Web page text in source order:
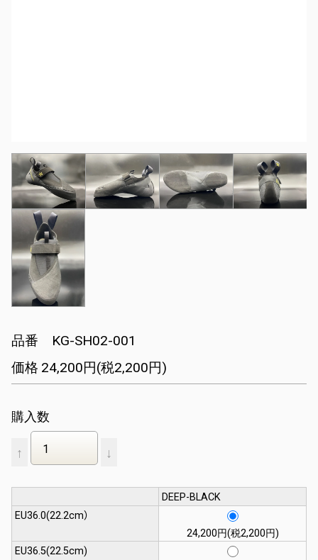
品番
KG-SH02-001
価格 24,200円(税2,200円)
購入数
↑
↓
DEEP-BLACK
EU36.0(22.2cm）
24,200円(税2,200円)
EU36.5(22.5cm)